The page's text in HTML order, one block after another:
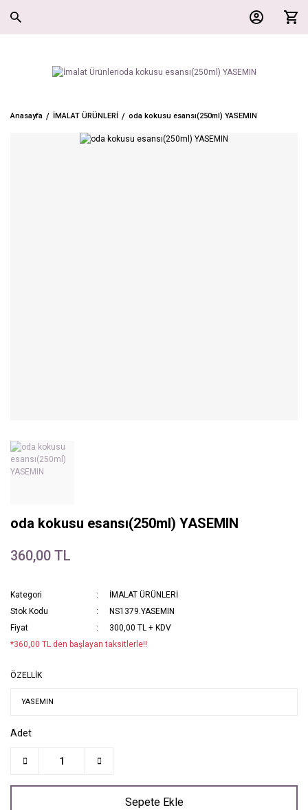
Anasayfa İMALAT ÜRÜNLERİ oda kokusu esansı(250ml) YASEMIN
oda kokusu esansı(250ml) YASEMIN
360,00 TL
Kategori
İMALAT ÜRÜNLERİ
Stok Kodu
NS1379.YASEMIN
Fiyat
300,00 TL + KDV
*360,00 TL den başlayan taksitlerle!!
ÖZELLİK
Adet
Sepete Ekle